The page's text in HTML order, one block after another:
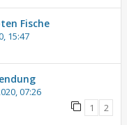
Fische
15:47
07:26
1 2